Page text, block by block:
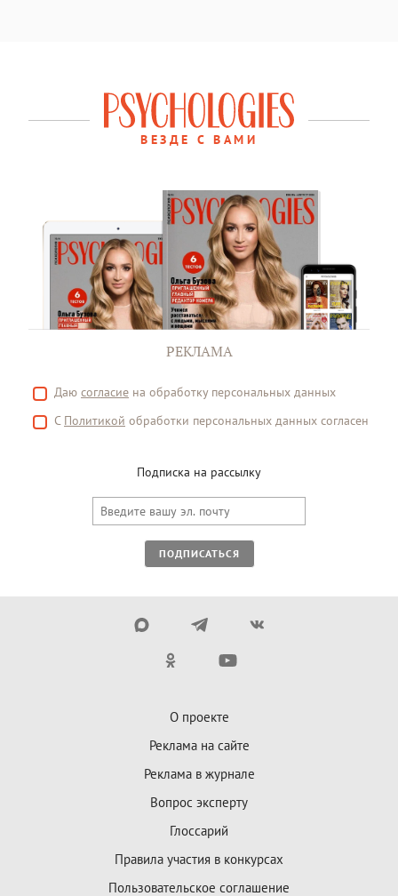
ВЕЗДЕ С ВАМИ
РЕКЛАМА
Даю согласие на обработку персональных данных
С Политикой обработки персональных данных согласен
Подписка на рассылку
ПОДПИСАТЬСЯ
О проекте
Реклама на сайте
Реклама в журнале
Вопрос эксперту
Глоссарий
Правила участия в конкурсах
Пользовательское соглашение